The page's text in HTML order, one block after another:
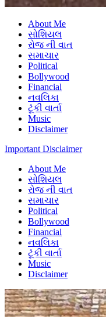
About Me
સોશિયલ
રોજ ની વાત
સમાચાર
Political
Bollywood
Financial
નવલિકા
ટૂંકી વાર્તા
Music
Disclaimer
Important Disclaimer
About Me
સોશિયલ
રોજ ની વાત
સમાચાર
Political
Bollywood
Financial
નવલિકા
ટૂંકી વાર્તા
Music
Disclaimer